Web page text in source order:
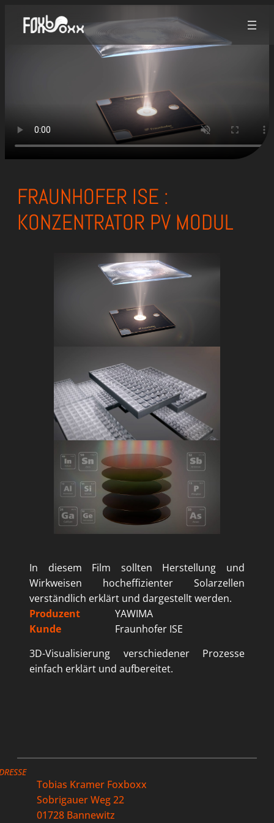
Inhalt
FRAUNHOFER ISE :
KONZENTRATOR PV MODUL
In diesem Film sollten Herstellung und
Wirkweisen hocheffizienter Solarzellen
verständlich erklärt und dargestellt werden.
Produzent
YAWIMA
Kunde
Fraunhofer ISE
3D-Visualisierung verschiedener Prozesse
einfach erklärt und aufbereitet.
Tobias Kramer Foxboxx
Sobrigauer Weg 22
01728 Bannewitz